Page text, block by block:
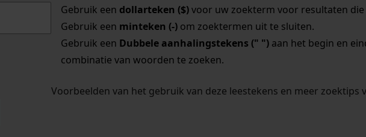
Gebruik een dollarteken ($)voor uw zoekterm voor resultaten die
Gebruik een minteken (-)om zoektermen uit te sluiten.
Gebruik een Dubbele aanhalingstekens (" ")aan het begin en
combinatie van woorden te zoeken.
Voorbeelden van het gebruik van deze leestekens en meer zoektips